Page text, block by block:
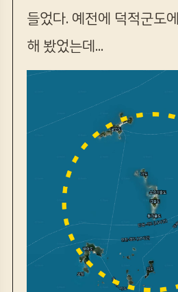
들었다. 예전에 덕적군도
해 봤었는데...